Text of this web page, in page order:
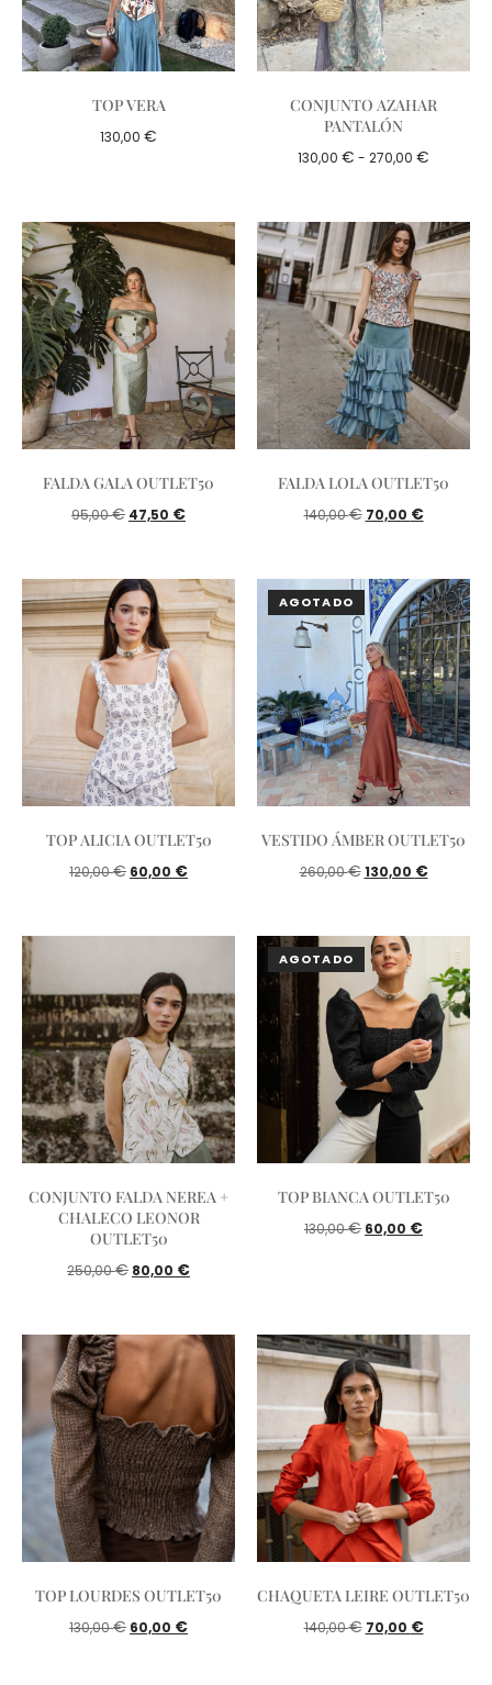
TOP VERA
130,00 €
CONJUNTO AZAHAR
PANTALÓN
130,00 € - 270,00 €
FALDA GALA OUTLET50
95,00€ 47,50 €
FALDA LOLA OUTLET50
140,00€ 70,00 €
TOP ALICIA OUTLET50
120,00€ 60,00 €
VESTIDO ÁMBER OUTLET50
260,00€ 130,00 €
CONJUNTO FALDA NEREA +
CHALECO LEONOR
OUTLET50
250,00€ 80,00 €
TOP BIANCA OUTLET50
130,00€ 60,00 €
TOP LOURDES OUTLET50
130,00€ 60,00 €
CHAQUETA LEIRE OUTLET50
140,00€ 70,00 €